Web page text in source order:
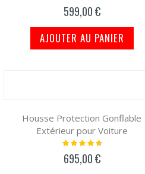
599,00 €
AJOUTER AU PANIER
Housse Protection Gonflable
Extérieur pour Voiture
Notation:
695,00 €